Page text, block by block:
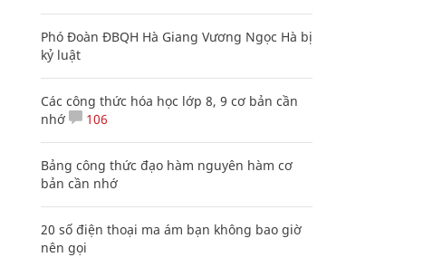
Phó Đoàn ĐBQH Hà Giang Vương Ngọc Hà bị
kỷ luật
Các công thức hóa học lớp 8, 9 cơ bản cần
nhớ
106
Bảng công thức đạo hàm nguyên hàm cơ
bản cần nhớ
20 số điện thoại ma ám bạn không bao giờ
nên gọi